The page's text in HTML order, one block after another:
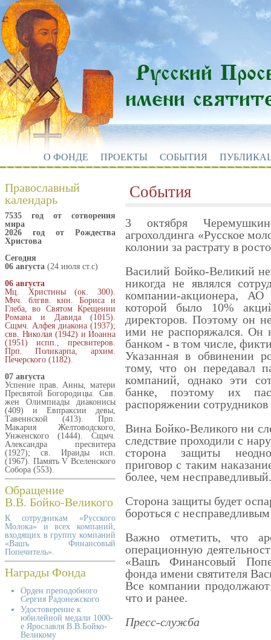
О ФОНДЕ ПРОЕКТЫ СОБЫТИЯ
События
3 октября
агрохолдинга «Русское
колонии за растрату в
Василий Бойко-Великий
никогда не являлся
компании-акционера,
которой было 10%
директоров. Поэтому он
ими не распоряжался. Он
банком - в том числе,
Указанная в обвинении
тому, что он передавал
компаний, однако эти
банке, поэтому их
распоряжении сотрудников
Вина Бойко-Великого ни
следствие проходили с
сторона защиты
приговор с таким
более, чем несправедливый.
Сторона защиты будет
бороться с
Важно отметить, что
операционную
«Вашъ Финансовый
фонда имени святителя
Все компании
что и ранее.
Пресс-служба
Православный
календарь
7535 год от сотворения
мира
2026 год от Рождества
Христова
Сегодня
06 августа (24 июля ст.с)
06 августа
Мц. Христины (ок. 300).
Мчч. блгвв. кнн. Бориса и
Глеба, во Святом Крещении
Романа и Давида (1015).
Сщмч. Алфея диакона (1937);
свв. Николая (1942) и Иоанна
(1951) испп., пресвитеров.
Прп. Поликарпа, архим.
Печерского (1182).
07 августа
Успение прав. Анны, матери
Пресвятой Богородицы. Свв.
жен Олимпиады диаконисы
(409) и Евпраксии девы,
Тавеннской (413). Прп.
Макария Желтоводского,
Унженского (1444). Сщмч.
Александра пресвитера
(1927); св. Ираиды исп.
(1967). Память V Вселенского
Собора (553).
Обращение
В.В. Бойко-Великого
К сотрудникам «Русского
Молока» и всех компаний,
входящих в группу компаний
«Вашъ Финансовый
Попечитель».
Награды Фонда
Орден преподобного
Сергия Радонежского
Удостоверение к
юбилейной медали 1000-
е Ярославля В.В.Бойко-
Великому